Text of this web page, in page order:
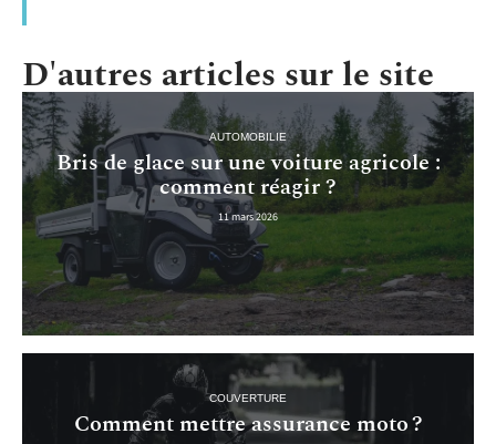
D'autres articles sur le site
AUTOMOBILIE
Bris de glace sur une voiture agricole :
comment réagir ?
11 mars 2026
COUVERTURE
Comment mettre assurance moto ?